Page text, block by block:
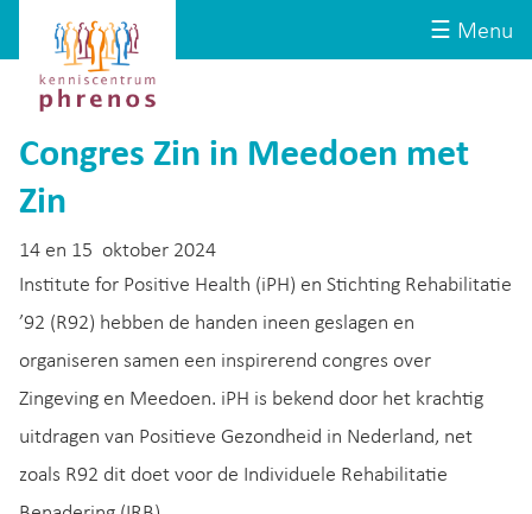
☰ Menu
Kenniscentrum
Phrenos
website
Congres Zin in Meedoen met
Zin
14 en 15 oktober 2024
Institute for Positive Health (iPH) en Stichting Rehabilitatie
’92 (R92) hebben de handen ineen geslagen en
organiseren samen een inspirerend congres over
Zingeving en Meedoen. iPH is bekend door het krachtig
uitdragen van Positieve Gezondheid in Nederland, net
zoals R92 dit doet voor de Individuele Rehabilitatie